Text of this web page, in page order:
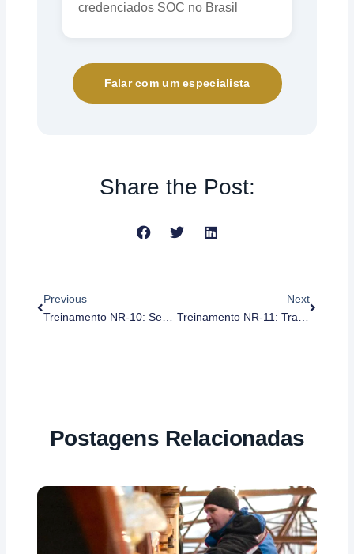
credenciados SOC no Brasil
Falar com um especialista
Share the Post:
Previous
Treinamento NR-10: Segurança Elétrica – Curso Complementar SEP (Iniciação)
Next
Treinamento NR-11: Transporte, Movimentação, Armazenagem E Manuseio De Materiais (Iniciação)
Postagens Relacionadas